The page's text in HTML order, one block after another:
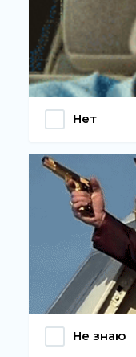
Нет
Не знаю